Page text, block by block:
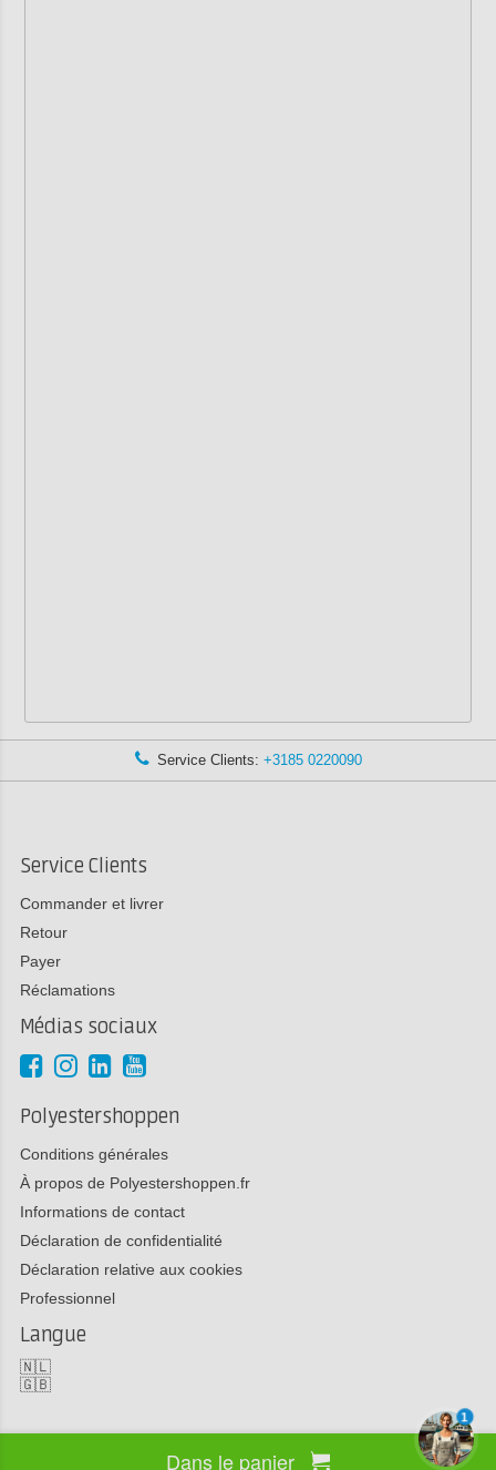
Dans le panier
Service Clients: +3185 0220090
Service Clients
Commander et livrer
Retour
Payer
Réclamations
Médias sociaux
Polyestershoppen
Conditions générales
À propos de Polyestershoppen.fr
Informations de contact
Déclaration de confidentialité
Déclaration relative aux cookies
Professionnel
Langue
🇳🇱
🇬🇧
Copyright 2026 Polyestershoppen bv
1